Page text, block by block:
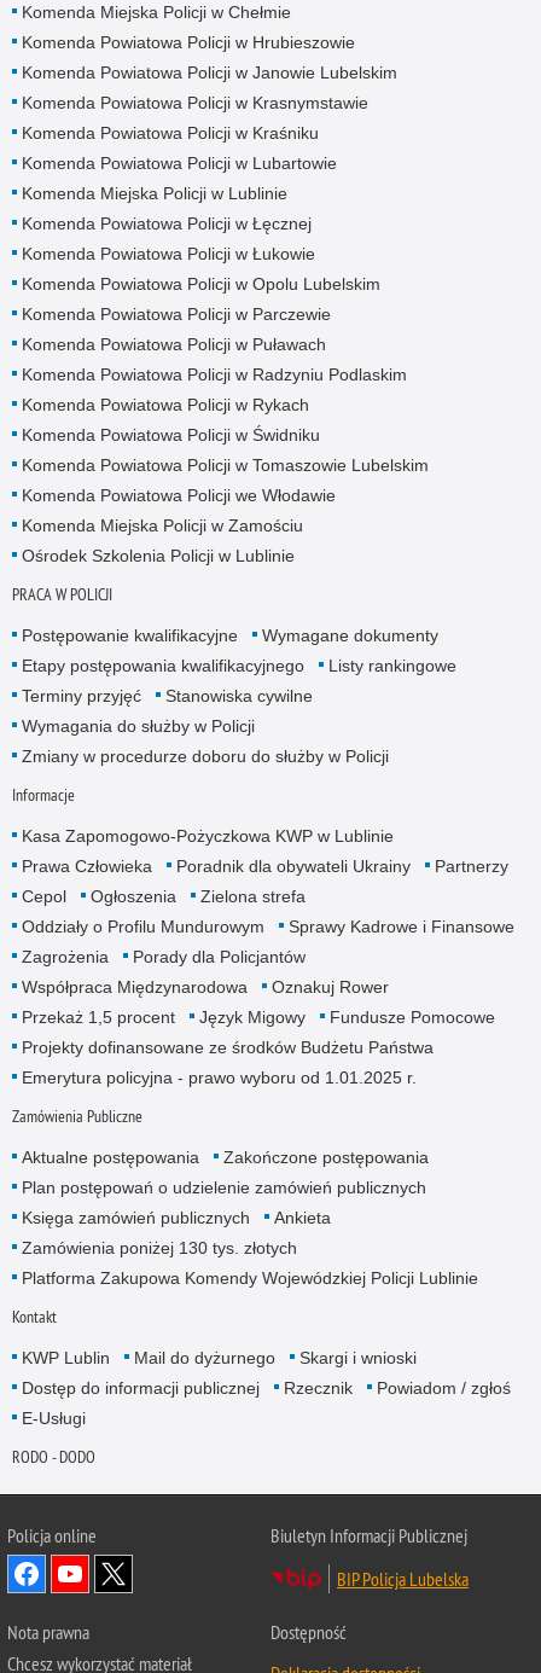
Komenda Miejska Policji w Chełmie
Komenda Powiatowa Policji w Hrubieszowie
Komenda Powiatowa Policji w Janowie Lubelskim
Komenda Powiatowa Policji w Krasnymstawie
Komenda Powiatowa Policji w Kraśniku
Komenda Powiatowa Policji w Lubartowie
Komenda Miejska Policji w Lublinie
Komenda Powiatowa Policji w Łęcznej
Komenda Powiatowa Policji w Łukowie
Komenda Powiatowa Policji w Opolu Lubelskim
Komenda Powiatowa Policji w Parczewie
Komenda Powiatowa Policji w Puławach
Komenda Powiatowa Policji w Radzyniu Podlaskim
Komenda Powiatowa Policji w Rykach
Komenda Powiatowa Policji w Świdniku
Komenda Powiatowa Policji w Tomaszowie Lubelskim
Komenda Powiatowa Policji we Włodawie
Komenda Miejska Policji w Zamościu
Ośrodek Szkolenia Policji w Lublinie
PRACA W POLICJI
Postępowanie kwalifikacyjne
Wymagane dokumenty
Etapy postępowania kwalifikacyjnego
Listy rankingowe
Terminy przyjęć
Stanowiska cywilne
Wymagania do służby w Policji
Zmiany w procedurze doboru do służby w Policji
Informacje
Kasa Zapomogowo-Pożyczkowa KWP w Lublinie
Prawa Człowieka
Poradnik dla obywateli Ukrainy
Partnerzy
Cepol
Ogłoszenia
Zielona strefa
Oddziały o Profilu Mundurowym
Sprawy Kadrowe i Finansowe
Zagrożenia
Porady dla Policjantów
Współpraca Międzynarodowa
Oznakuj Rower
Przekaż 1,5 procent
Język Migowy
Fundusze Pomocowe
Projekty dofinansowane ze środków Budżetu Państwa
Emerytura policyjna - prawo wyboru od 1.01.2025 r.
Zamówienia Publiczne
Aktualne postępowania
Zakończone postępowania
Plan postępowań o udzielenie zamówień publicznych
Księga zamówień publicznych
Ankieta
Zamówienia poniżej 130 tys. złotych
Platforma Zakupowa Komendy Wojewódzkiej Policji Lublinie
Kontakt
KWP Lublin Mail do dyżurnego
Skargi i wnioski
Dostęp do informacji publicznej
Rzecznik
Powiadom / zgłoś
E-Usługi
RODO - DODO
Policja online
Biuletyn Informacji Publicznej
BIP Policja Lubelska
Nota prawna
Chcesz wykorzystać materiał
Dostępność